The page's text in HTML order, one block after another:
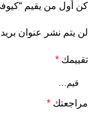
كن أول من يقيم “كيوفي
لن يتم نشر عنوان
تقييمك *
مراجعتك *